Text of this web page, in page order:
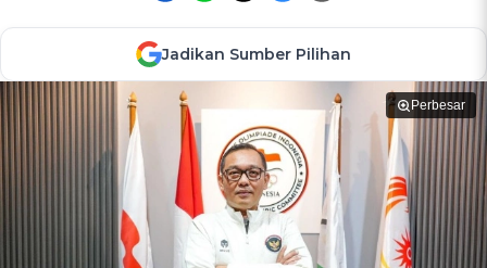
Jadikan Sumber Pilihan
Perbesar